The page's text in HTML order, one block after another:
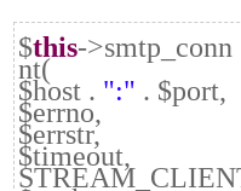
$this->smtp_conn
nt(
$host . ":" . $port,
$errno,
$errstr,
$timeout,